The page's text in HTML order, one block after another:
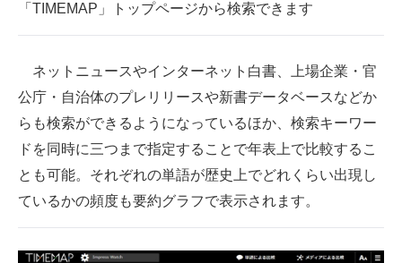
製造業のIT導入・活用を支援
エレクトロニクス専門サイト
電子設計の基本と応用
エネルギーの専門メディア
建設×テクノロジーの最前線
「TIMEMAP」トップページから検索できます
ネットニュースやインターネット白書、上場企業・官
公庁・自治体のプレリリースや新書データベースなどか
らも検索ができるようになっているほか、検索キーワー
ドを同時に三つまで指定することで年表上で比較するこ
とも可能。それぞれの単語が歴史上でどれくらい出現し
ているかの頻度も要約グラフで表示されます。